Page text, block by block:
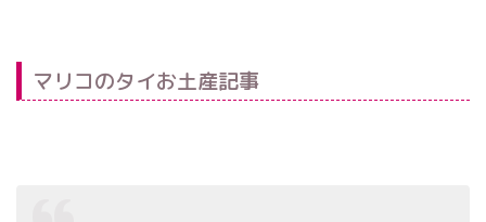
マリコのタイお土産記事